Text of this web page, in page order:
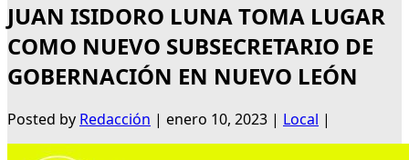
JUAN ISIDORO LUNA TOMA LUGAR
COMO NUEVO SUBSECRETARIO DE
GOBERNACIÓN EN NUEVO LEÓN
Posted by Redacción | enero 10, 2023 | Local |